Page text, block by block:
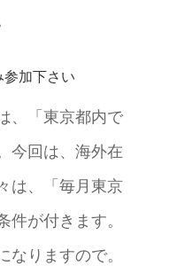
加下さい
、「東京都内で
今回は、海外在
は、「毎月東京
件が付きます。
なりますので。